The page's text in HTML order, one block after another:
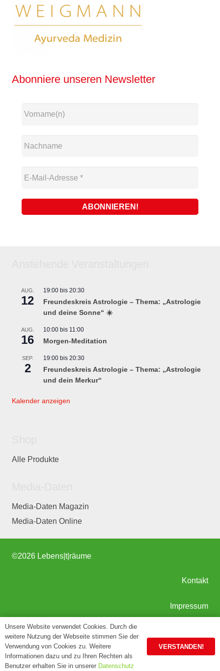
Abonniere unseren Newsletter
AUG.
12
19:00 bis 20:30
Freundeskreis Astrologie – Thema: „Astrologie
und deine Sonne“ ☀️
AUG.
16
10:00 bis 11:00
Morgen-Meditation
SEP.
2
19:00 bis 20:30
Freundeskreis Astrologie – Thema: „Astrologie
und dein Merkur“
Kalender anzeigen
Alle Produkte
Media-Daten Magazin
Media-Daten Online
©2026 Lebens|t|räume
Kontakt
Impressum
Datenschutz
Unsere Website verwendet Cookies. Durch die
weitere Nutzung der Webseite stimmen Sie der
Verwendung von Cookies zu. Weitere
Informationen dazu und zu Ihren Rechten als
Benutzer erhalten Sie in unserer Datenschutz
VERSTANDEN!